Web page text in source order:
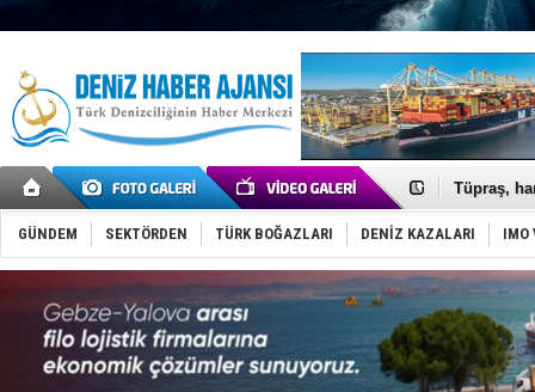
Anadolu
Derince,
İTU AUV,
LNG
PROYAD,
Türkiye-
Türk
Deniz
DÖDER,
Fairline,
Baltık
Runit
GÜNDEM SEKTÖRDEN TÜRK BOĞAZLARI DENİZ KAZALARI IMO